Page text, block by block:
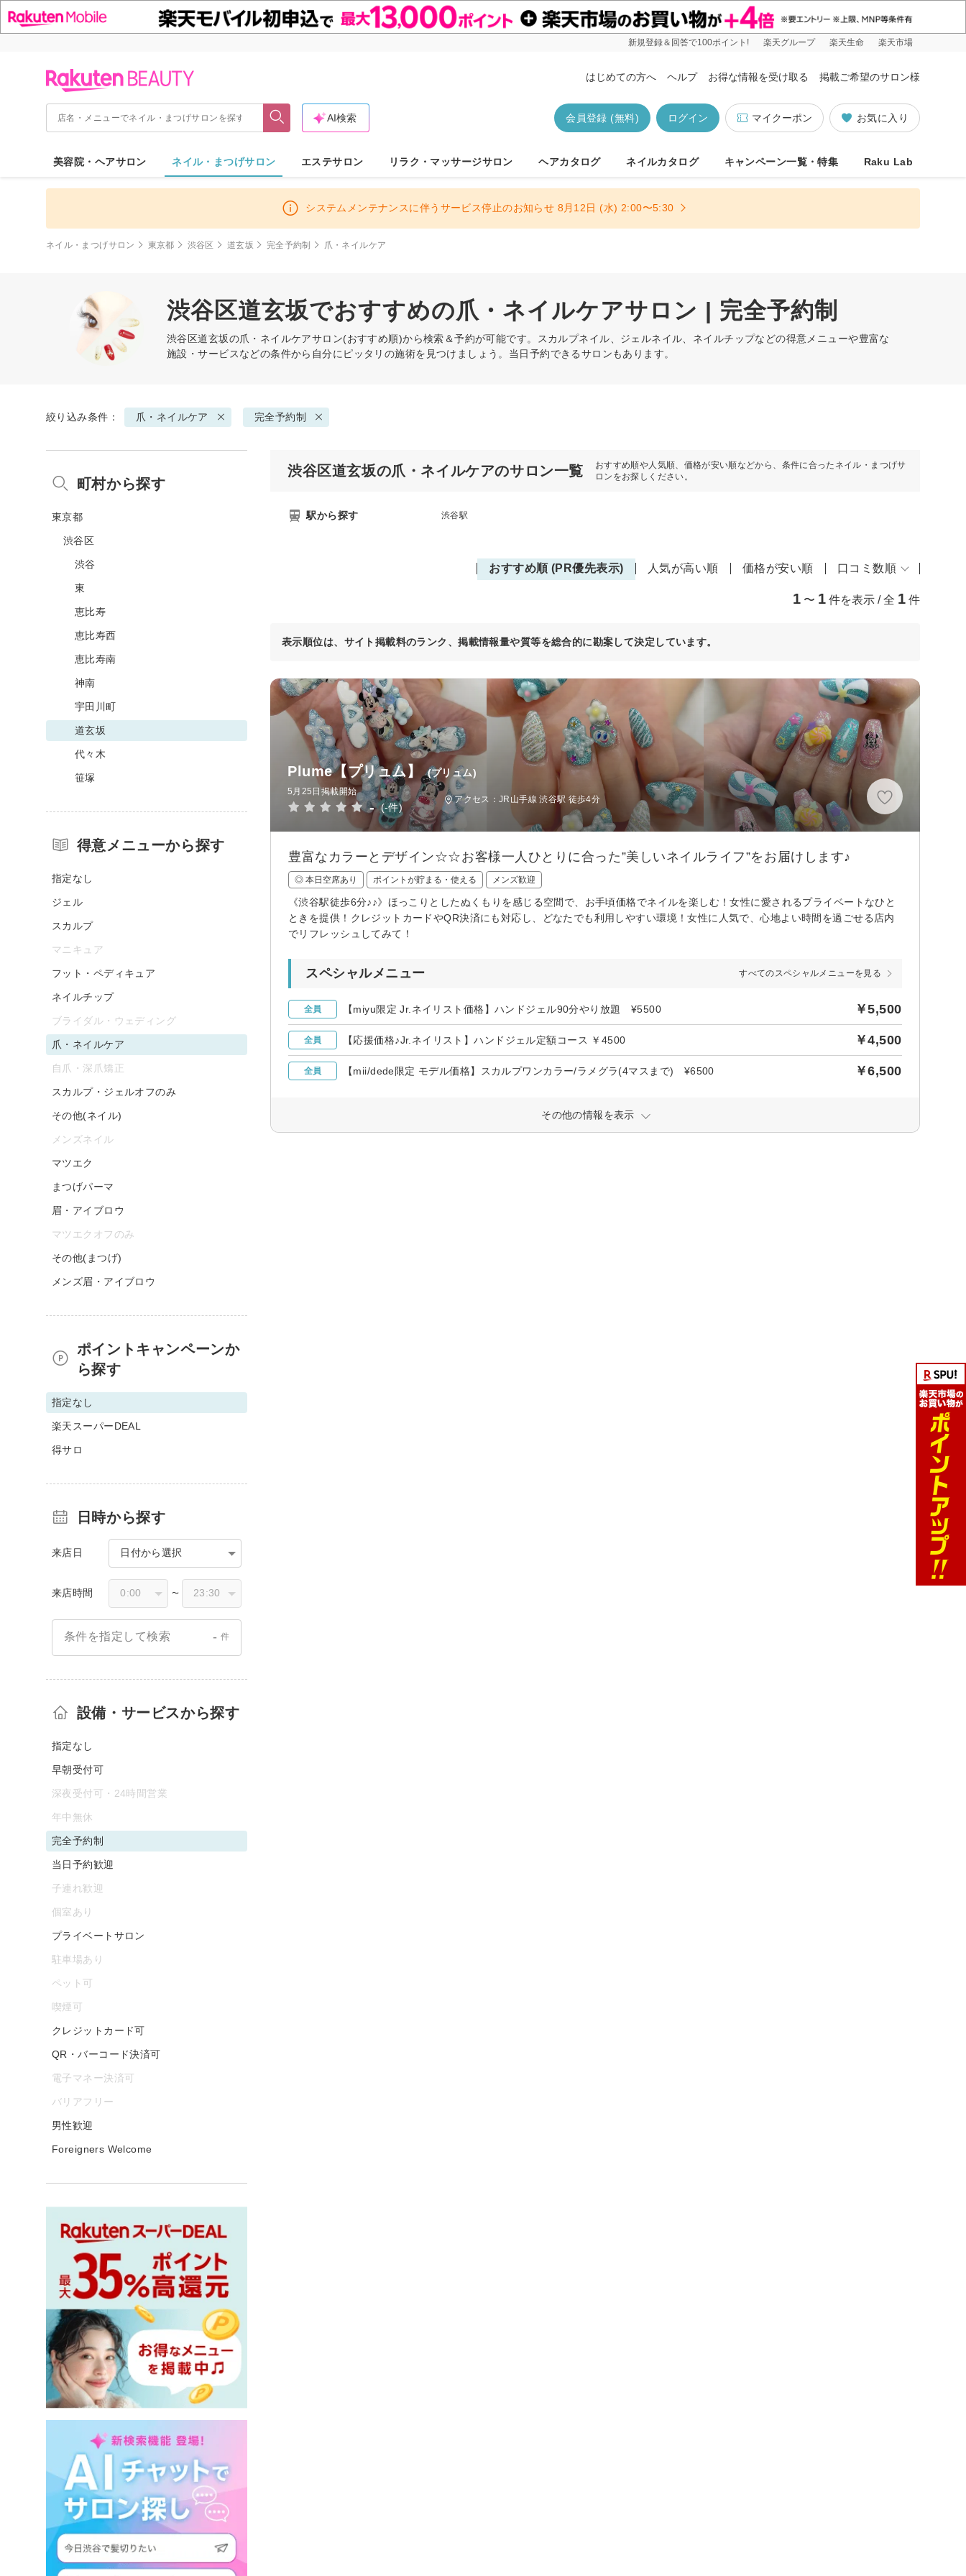
新規登録＆回答で100ポイント! 楽天グループ 楽天生命 楽天市場
はじめての方へ ヘルプ お得な情報を受け取る 掲載ご希望のサロン様
お気に入り
マイクーポン
ログイン
会員登録 (無料)
AI検索
美容院・ヘアサロン ネイル・まつげサロン エステサロン リラク・マッサージサロン ヘアカタログ ネイルカタログ キャンペーン一覧・特集 Raku Lab
システムメンテナンスに伴うサービス停止のお知らせ 8月12日 (水) 2:00〜5:30
ネイル・まつげサロン 東京都 渋谷区 道玄坂 完全予約制 爪・ネイルケア
渋谷区道玄坂でおすすめの爪・ネイルケアサロン | 完全予約制
渋谷区道玄坂の爪・ネイルケアサロン(おすすめ順)から検索＆予約が可能です。スカルプネイル、ジェルネイル、ネイルチップなどの得意メニューや豊富な
施設・サービスなどの条件から自分にピッタリの施術を見つけましょう。当日予約できるサロンもあります。
絞り込み条件： 爪・ネイルケア 完全予約制
渋谷区道玄坂の爪・ネイルケアのサロン一覧
おすすめ順や人気順、価格が安い順などから、条件に合ったネイル・まつげサ
ロンをお探しください。
駅から探す 渋谷駅
おすすめ順 (PR優先表示) 人気が高い順 価格が安い順 口コミ数順
1 〜 1 件を表示 / 全 1 件
表示順位は、サイト掲載料のランク、掲載情報量や質等を総合的に勘案して決定しています。
Plume【プリュム】 (プリュム)
5月25日掲載開始
- (-件)
アクセス：JR山手線 渋谷駅 徒歩4分
豊富なカラーとデザイン☆☆お客様一人ひとりに合った”美しいネイルライフ”をお届けします♪
◎ 本日空席あり ポイントが貯まる・使える メンズ歓迎
《渋谷駅徒歩6分♪♪》ほっこりとしたぬくもりを感じる空間で、お手頃価格でネイルを楽しむ！女性に愛されるプライベートなひと
ときを提供！クレジットカードやQR決済にも対応し、どなたでも利用しやすい環境！女性に人気で、心地よい時間を過ごせる店内
でリフレッシュしてみて！
スペシャルメニュー すべてのスペシャルメニューを見る
全員 【miyu限定 Jr.ネイリスト価格】ハンドジェル90分やり放題 ¥5500 ￥5,500
全員 【応援価格♪Jr.ネイリスト】ハンドジェル定額コース ￥4500 ￥4,500
全員 【mii/dede限定 モデル価格】スカルプワンカラー/ラメグラ(4マスまで) ¥6500 ￥6,500
その他の情報を表示
町村から探す
東京都
渋谷区
渋谷
東
恵比寿
恵比寿西
恵比寿南
神南
宇田川町
道玄坂
代々木
笹塚
得意メニューから探す
指定なし
ジェル
スカルプ
マニキュア
フット・ペディキュア
ネイルチップ
ブライダル・ウェディング
爪・ネイルケア
自爪・深爪矯正
スカルプ・ジェルオフのみ
その他(ネイル)
メンズネイル
マツエク
まつげパーマ
眉・アイブロウ
マツエクオフのみ
その他(まつげ)
メンズ眉・アイブロウ
ポイントキャンペーンか
ら探す
指定なし
楽天スーパーDEAL
得サロ
日時から探す
来店日 日付から選択
来店時間 〜
条件を指定して検索 - 件
設備・サービスから探す
指定なし
早朝受付可
深夜受付可・24時間営業
年中無休
完全予約制
当日予約歓迎
子連れ歓迎
個室あり
プライベートサロン
駐車場あり
ペット可
喫煙可
クレジットカード可
QR・バーコード決済可
電子マネー決済可
バリアフリー
男性歓迎
Foreigners Welcome